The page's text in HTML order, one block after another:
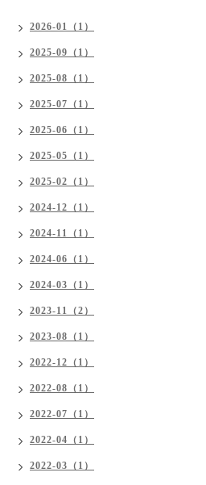
2026-01（1）
2025-09（1）
2025-08（1）
2025-07（1）
2025-06（1）
2025-05（1）
2025-02（1）
2024-12（1）
2024-11（1）
2024-06（1）
2024-03（1）
2023-11（2）
2023-08（1）
2022-12（1）
2022-08（1）
2022-07（1）
2022-04（1）
2022-03（1）